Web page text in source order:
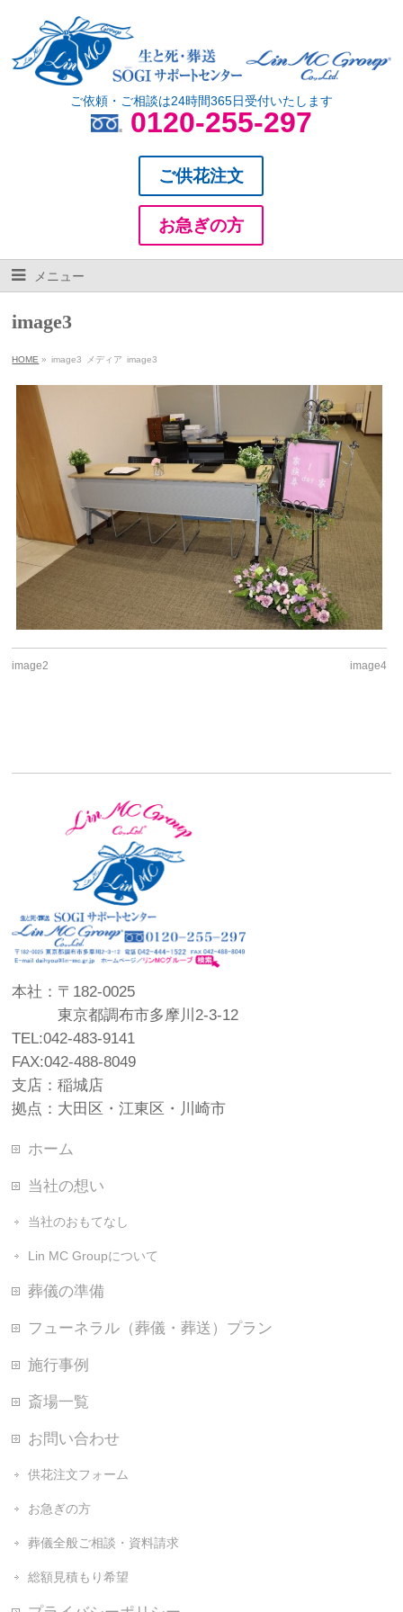
ご依頼・ご相談は24時間365日受付いたします
0120-255-297
ご供花注文
お急ぎの方
メニュー
image3
HOME » image3 メディア image3
image2 image4
本社：〒182-0025
東京都調布市多摩川2-3-12
TEL:042-483-9141
FAX:042-488-8049
支店：稲城店
拠点：大田区・江東区・川崎市
ホーム
当社の想い
当社のおもてなし
Lin MC Groupについて
葬儀の準備
フューネラル（葬儀・葬送）プラン
施行事例
斎場一覧
お問い合わせ
供花注文フォーム
お急ぎの方
葬儀全般ご相談・資料請求
総額見積もり希望